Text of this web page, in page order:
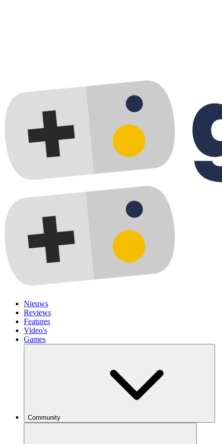
Nieuws
Reviews
Features
Video's
Games
Community